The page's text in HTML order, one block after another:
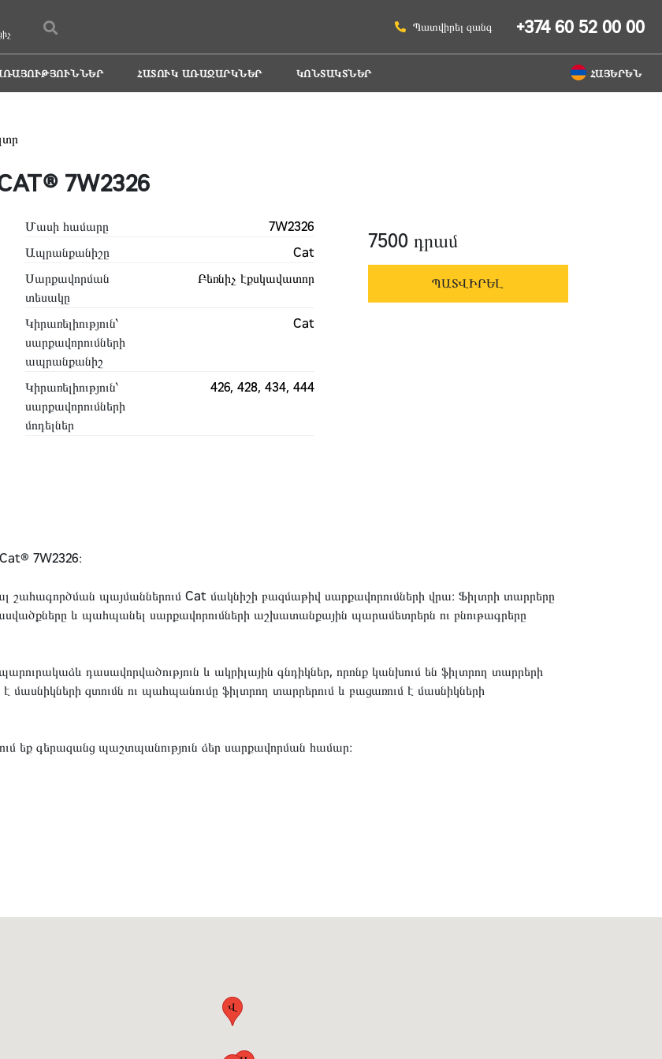
ՀԱՏՈՒԿ ԱՌԱՋԱՐԿՆԵՐ ԿՈՆՏԱԿՏՆԵՐ ՀԱՅԵՐԵՆ
Պատվիրել զանգ +374 60 52 00 00
7W2326
Մասի համարը
7W2326
Ապրանքանիշը
Cat
Սարքավորման
տեսակը
Բեռնիչ էքսկավատոր
Կիրառելիություն՝
սարքավորումների
ապրանքանիշ
Cat
Կիրառելիություն՝
սարքավորումների
մոդելներ
426, 428, 434, 444
7500 դրամ
ՊԱՏՎԻՐԵԼ
7W2326։
շահագործման պայմաններում Cat մակնիշի բազմաթիվ սարքավորումների վրա։ Ֆիլտրի տարրերը
և պահպանել սարքավորումների աշխատանքային պարամետրերն ու բնութագրերը
դասավորվածություն և ակրիլային գնդիկներ, որոնք կանխում են ֆիլտրող տարրերի
մասնիկների զտումն ու պահպանումը ֆիլտրող տարրերում և բացառում է մասնիկների
եք գերազանց պաշտպանություն ձեր սարքավորման համար։
Վ